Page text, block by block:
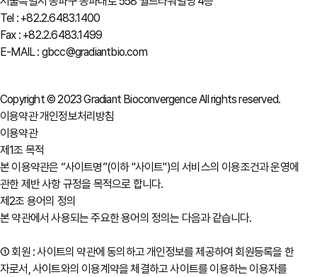
Tel : +82.2.6483.1400
Fax : +82.2.6483.1499
E-MAIL : gbcc@gradiantbio.com
Copyright © 2023 Gradiant Bioconvergence All rights reserved.
이용약관개인정보처리방침
이용약관
제1조 목적
본 이용약관은 “사이트명”(이하 "사이트")의 서비스의 이용조건과 운영에
관한 제반 사항 규정을 목적으로 합니다.
제2조 용어의 정의
본 약관에서 사용되는 주요한 용어의 정의는 다음과 같습니다.
① 회원 : 사이트의 약관에 동의하고 개인정보를 제공하여 회원등록을 한
자로서, 사이트와의 이용계약을 체결하고 사이트를 이용하는 이용자를